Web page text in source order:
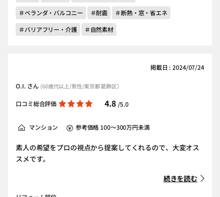
＃ベランダ・バルコニー ＃耐震
＃断熱・窓・省エネ
＃バリアフリー・介護
＃自然素材
掲載日 : 2024/07/24
O.I. さん (60歳代以上/男性/東京都 葛飾区）
口コミ総合評価 4.8 /5.0
マンション 参考価格 100～300万円未満
素人の希望をプロの視点から提案してくれるので、大変オス
スメです。
続きを読む